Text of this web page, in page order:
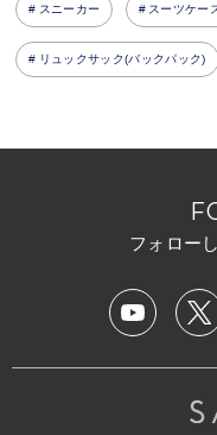
スニーカー スーツケー
リュックサック(バックパック)
フォロー